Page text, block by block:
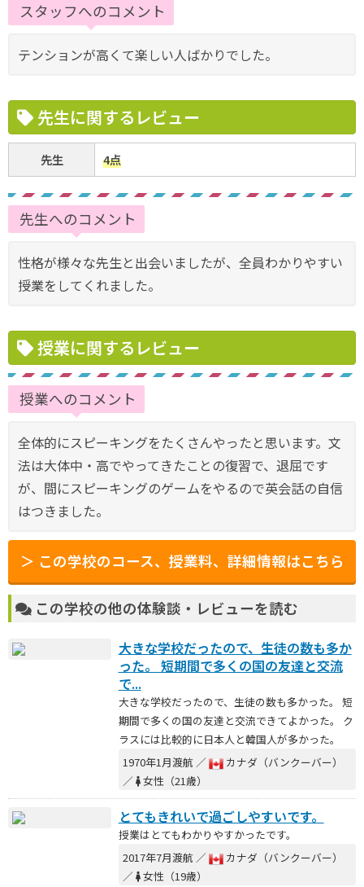
スタッフへのコメント
テンションが高くて楽しい人ばかりでした。
先生に関するレビュー
先生 4点
先生へのコメント
性格が様々な先生と出会いましたが、全員わかりやすい
授業をしてくれました。
授業に関するレビュー
授業へのコメント
全体的にスピーキングをたくさんやったと思います。文
法は大体中・高でやってきたことの復習で、退屈です
が、間にスピーキングのゲームをやるので英会話の自信
はつきました。
＞ この学校のコース、授業料、詳細情報はこちら
この学校の他の体験談・レビューを読む
大きな学校だったので、生徒の数も多か
った。 短期間で多くの国の友達と交流
で...
大きな学校だったので、生徒の数も多かった。 短
期間で多くの国の友達と交流できてよかった。 ク
ラスには比較的に日本人と韓国人が多かった。
1970年1月渡航 ／
カナダ（バンクーバー）
／ 女性（21歳）
とてもきれいで過ごしやすいです。
授業はとてもわかりやすかったです。
2017年7月渡航 ／
カナダ（バンクーバー）
／ 女性（19歳）